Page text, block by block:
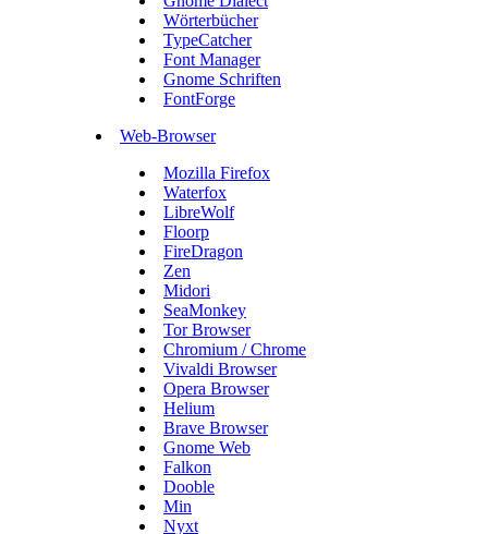
Wörterbücher
TypeCatcher
Font Manager
Gnome Schriften
FontForge
Web-Browser
Mozilla Firefox
Waterfox
LibreWolf
Floorp
FireDragon
Zen
Midori
SeaMonkey
Tor Browser
Chromium / Chrome
Vivaldi Browser
Opera Browser
Helium
Brave Browser
Gnome Web
Falkon
Dooble
Min
Nyxt